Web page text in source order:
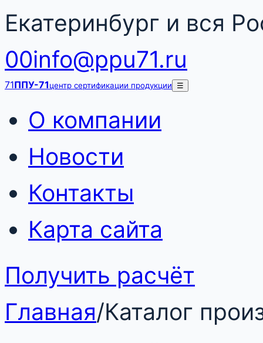
Екатеринбург и вся
00info@ppu71.ru
71ППУ-71центр сертификации продукции ☰
О компании
Новости
Контакты
Карта сайта
Получить расчёт
Главная/Каталог